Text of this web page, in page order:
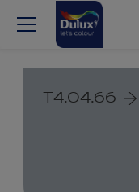
T4.04.66